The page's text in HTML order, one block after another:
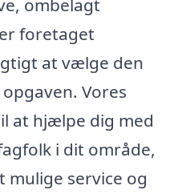
ombelagt
foretaget
at vælge den
Vores
at hjælpe dig med
i dit område,
mulige service og